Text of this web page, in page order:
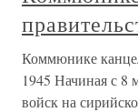
Коммюнике
1945 Начиная с 8
войск на